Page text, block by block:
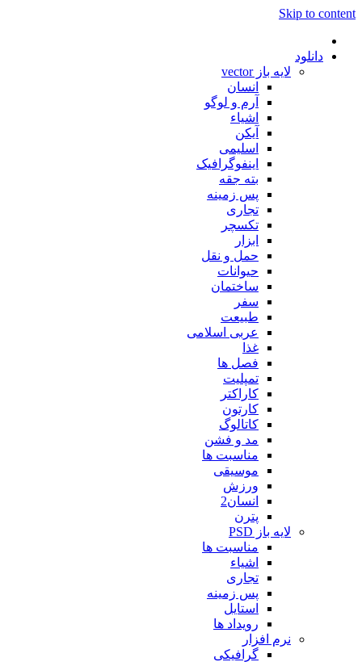
Skip to content
دانلود
لایه باز vector
انسان
آرم و لوگو
اشیاء
آیکن
اسلیمی
اینفوگرافیک
بته جقه
پس زمینه
تجاری
تکسچر
ابزار
حمل و نقل
حیوانات
ساختمان
سفر
طبیعت
عربی اسلامی
غذا
فصل ها
تمپلیت
کاراکتر
کارتون
کاتالوگ
مد و فشن
مناسبت ها
موسیقی
ورزش
انسان2
پترن
لایه باز PSD
مناسبت ها
اشیاء
تجاری
پس زمینه
استایل
رویداد ها
نرم افزار
گرافیکی